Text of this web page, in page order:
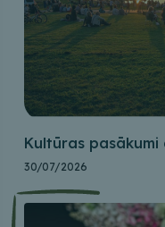
Kultūras
30/07/2026